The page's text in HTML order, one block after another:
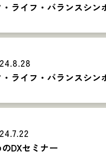
ライフ・バランスシン
ライフ・バランスシン
DXセミナー